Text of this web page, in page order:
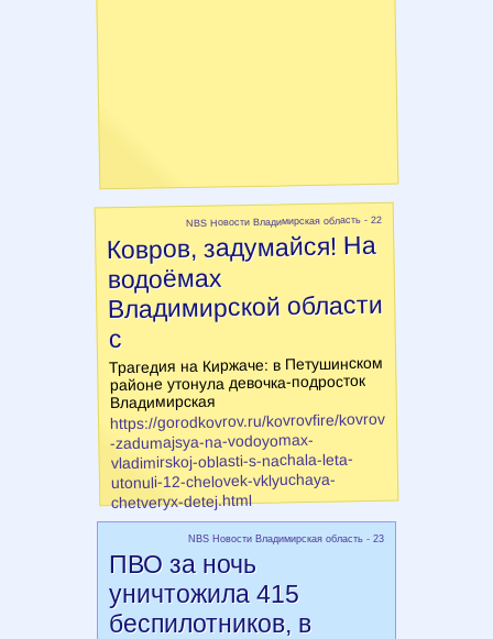
NBS Новости Владимирская область - 22
Ковров, задумайся! На
водоёмах
Владимирской области
с
Трагедия на Киржаче: в Петушинском
районе утонула девочка-подросток
Владимирская
https://gorodkovrov.ru/kovrovfire/kovrov
-zadumajsya-na-vodoyomax-
vladimirskoj-oblasti-s-nachala-leta-
utonuli-12-chelovek-vklyuchaya-
chetveryx-detej.html
NBS Новости Владимирская область - 23
ПВО за ночь
уничтожила 415
беспилотников, в